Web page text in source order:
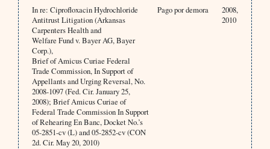
In re: Ciprofloxacin Hydrochloride
Antitrust Litigation (Arkansas
Carpenters Health and
Welfare Fund v. Bayer AG, Bayer
Corp.),
Brief of Amicus Curiae Federal
Trade Commission, In Support of
Appellants and Urging Reversal, No.
2008-1097 (Fed. Cir. January 25,
2008); Brief Amicus Curiae of
Federal Trade Commission In Support
of Rehearing En Banc, Docket No.’s
05-2851-cv (L) and 05-2852-cv (CON
2d. Cir. May 20, 2010)
Pago por demora
2008,
2010